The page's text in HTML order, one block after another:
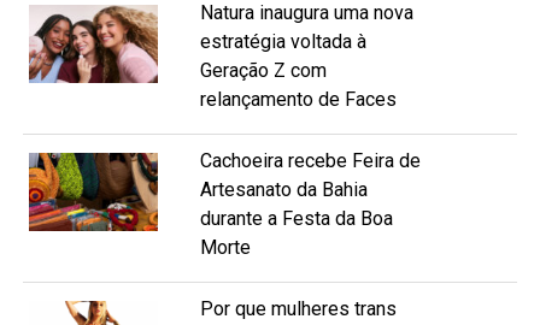
Natura inaugura uma nova
estratégia voltada à
Geração Z com
relançamento de Faces
Cachoeira recebe Feira de
Artesanato da Bahia
durante a Festa da Boa
Morte
Por que mulheres trans